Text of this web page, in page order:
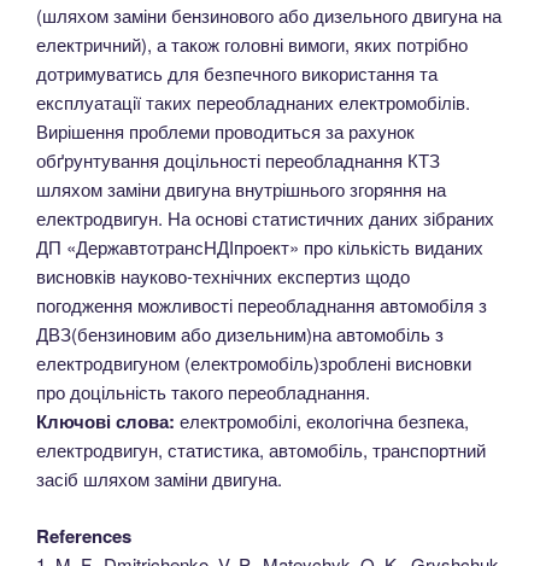
(шляхом заміни бензинового або дизельного двигуна на
електричний), а також головні вимоги, яких потрібно
дотримуватись для безпечного використання та
експлуатації таких переобладнаних електромобілів.
Вирішення проблеми проводиться за рахунок
обґрунтування доцільності переобладнання КТЗ
шляхом заміни двигуна внутрішнього згоряння на
електродвигун. На основі статистичних даних зібраних
ДП «ДержавтотрансНДІпроект» про кількість виданих
висновків науково-технічних експертиз щодо
погодження можливості переобладнання автомобіля з
ДВЗ(бензиновим або дизельним)на автомобіль з
електродвигуном (електромобіль)зроблені висновки
про доцільність такого переобладнання.
Ключові слова: електромобілі, екологічна безпека,
електродвигун, статистика, автомобіль, транспортний
засіб шляхом заміни двигуна.
References